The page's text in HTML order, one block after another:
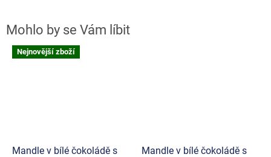
Nejnovější zboží
Mandle v bílé čokoládě s
Mandle v bílé čokoládě s